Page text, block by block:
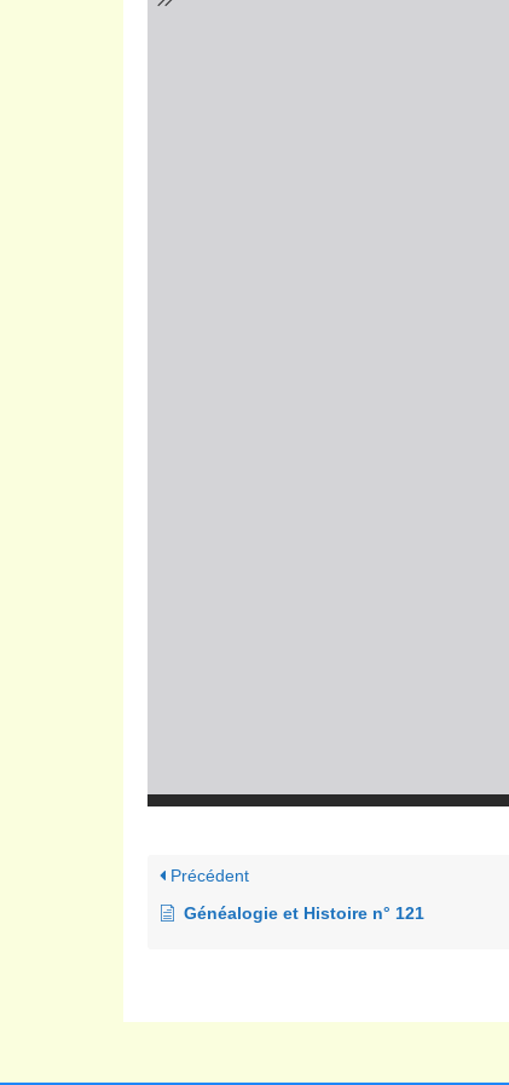
Précédent
Généalogie et Histoire n° 121